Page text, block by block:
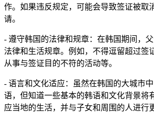
作。如果违反规定，可能会导致签证被取
请。
- 遵守韩国的法律和规章：在韩国期间，
法律和生活规章。例如，不得逗留超过签
从事与签证目的不符的活动等。
- 语言和文化适应：虽然在韩国的大城市
语，但知道一些基本的韩语和文化背景将
应当地的生活，并与子女和周围的人进行